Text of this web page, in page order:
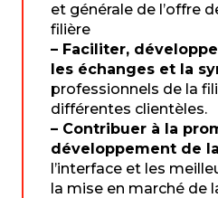
et générale de l’offre
filière
– Faciliter,
les échanges et la
professionnels de la
différentes clientèles.
– Contribuer à la
développement de
l’interface et les
la mise en marché de